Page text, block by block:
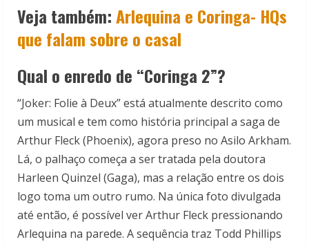
Veja também:Arlequina e Coringa- HQs
que falam sobre o casal
Qual o enredo de “Coringa 2”?
“Joker: Folie à Deux” está atualmente descrito como
um musical e tem como história principal a saga de
Arthur Fleck (Phoenix), agora preso no Asilo Arkham.
Lá, o palhaço começa a ser tratada pela doutora
Harleen Quinzel (Gaga), mas a relação entre os dois
logo toma um outro rumo. Na única foto divulgada
até então, é possível ver Arthur Fleck pressionando
Arlequina na parede. A sequência traz Todd Phillips